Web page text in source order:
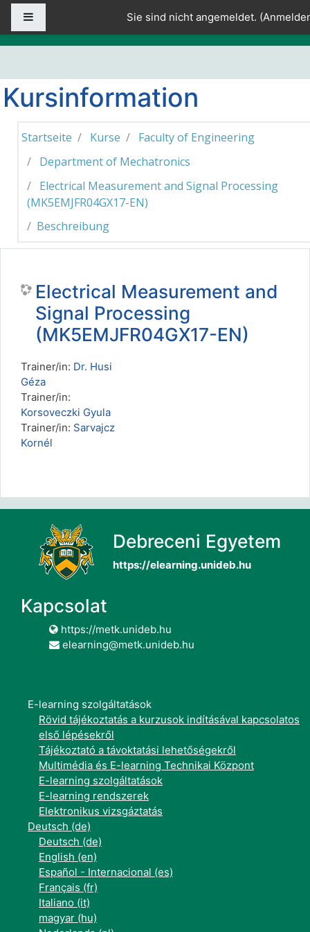
Zum Hauptinhalt
Sie sind nicht angemeldet. (
Kursinformation
Startseite Kurse
Faculty of Engineering
Department of Mechatronics
Electrical Measurement and Signal Processing
(MK5EMJFR04GX17-EN)
Beschreibung
Electrical Measurement and
Signal Processing
(MK5EMJFR04GX17-EN)
Trainer/in: Dr. Husi
Géza
Trainer/in:
Korsoveczki Gyula
Trainer/in: Sarvajcz
Kornél
Debreceni Egyetem
https://elearning.unideb.hu
Kapcsolat
https://metk.unideb.hu
elearning@metk.unideb.hu
E-learning szolgáltatások
Rövid tájékoztatás a kurzusok indításával kapcsolatos
első lépésekről
Tájékoztató a távoktatási lehetőségekről
Multimédia és E-learning Technikai Központ
E-learning szolgáltatások
E-learning rendszerek
Elektronikus vizsgáztatás
Deutsch ‎(de)‎
Deutsch ‎(de)‎
English ‎(en)‎
Español - Internacional ‎(es)‎
Français ‎(fr)‎
Italiano ‎(it)‎
magyar ‎(hu)‎